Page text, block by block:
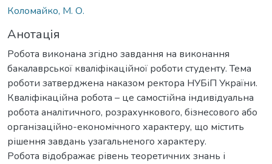
Коломайко, М. О.
Анотація
Робота виконана згідно завдання на виконання
бакалаврської кваліфікаційної роботи студенту. Тема
роботи затверджена наказом ректора НУБіП України.
Кваліфікаційна робота – це самостійна індивідуальна
робота аналітичного, розрахункового, бізнесового або
організаційно-економічного характеру, що містить
рішення завдань узагальненого характеру.
Робота відображає рівень теоретичних знань і